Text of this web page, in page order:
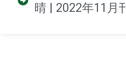
晴 | 2022年11月